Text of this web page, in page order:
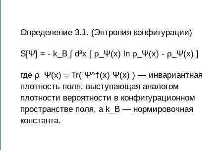
Определение 3.1. (Энтропия конфигурации)
S[Ψ] = - k_B ∫ d³x [ ρ_Ψ(x) ln ρ_Ψ(x) - ρ_Ψ(x) ]
где ρ_Ψ(x) = Tr( Ψ^†(x) Ψ(x) ) — инвариантная
плотность поля, выступающая аналогом
плотности вероятности в конфигурационном
пространстве поля, а k_B — нормировочная
константа.